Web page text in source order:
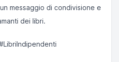
messaggio di condivisione e
dei libri.